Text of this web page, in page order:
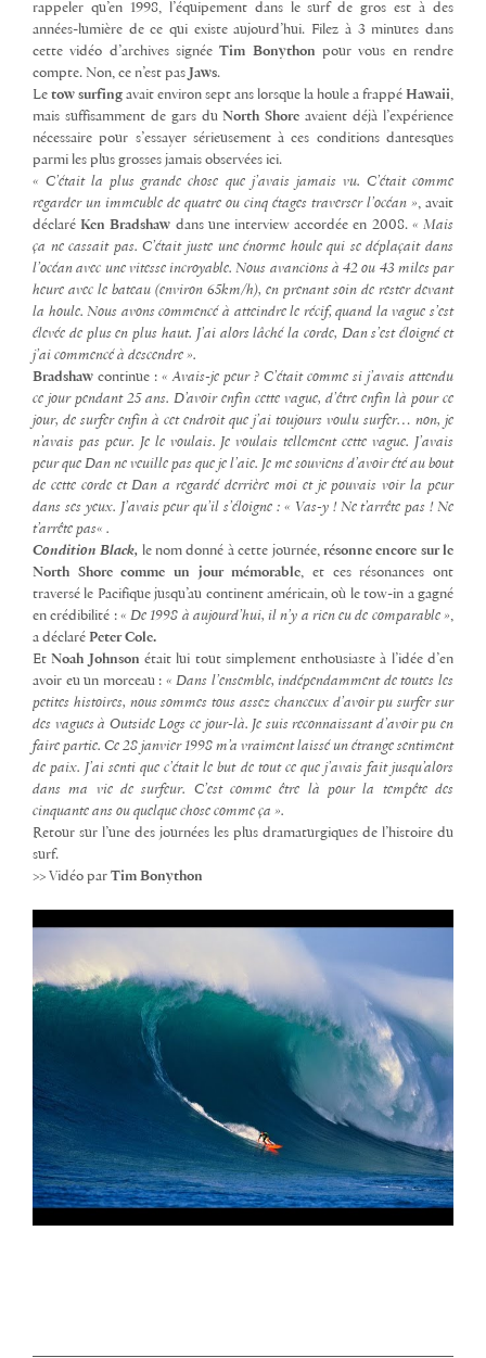
rappeler qu’en 1998, l’équipement dans le surf de gros est à des
années-lumière de ce qui existe aujourd’hui. Filez à 3 minutes dans
cette vidéo d’archives signée Tim Bonython pour vous en rendre
compte. Non, ce n’est pas
Jaws.
Le tow surfing avait environ sept ans lorsque la houle a frappé Hawaii,
mais suffisamment de gars duNorth Shore avaient déjà l’expérience
nécessaire pour s’essayer sérieusement à ces conditions dantesques
parmi les plus grosses jamais observées ici.
« C’était la plus grande chose que j’avais jamais vu. C’était comme
regarder un immeuble de quatre ou cinq étages traverser l’océan », avait
déclaréKen Bradshaw dans une interview accordée en 2008. « Mais
ça ne cassait pas. C’était juste une énorme houle qui se déplaçait dans
l’océan avec une vitesse incroyable. Nous avancions à 42 ou 43 miles par
heure avec le bateau (environ 65km/h), en prenant soin de rester devant
la houle. Nous avons commencé à atteindre le récif, quand la vague s’est
élevée de plus en plus haut. J’ai alors lâché la corde, Dan s’est éloigné et
j’ai commencé à descendre ».
Bradshaw continue : « Avais-je peur ? C’était comme si j’avais attendu
ce jour pendant 25 ans. D’avoir enfin cette vague, d’être enfin là pour ce
jour, de surfer enfin à cet endroit que j’ai toujours voulu surfer… non, je
n’avais pas peur. Je le voulais. Je voulais tellement cette vague. J’avais
peur que Dan ne veuille pas que je l’aie. Je me souviens d’avoir été au bout
de cette corde et Dan a regardé derrière moi et je pouvais voir la peur
dans ses yeux. J’avais peur qu’il s’éloigne : « Vas-y ! Ne t’arrête pas ! Ne
t’arrête pas« .
Condition Black, le nom donné à cette journée, résonne encore sur le
North Shore comme un jour mémorable, et ces résonances ont
traversé le Pacifique jusqu’au continent américain, où le tow-in a gagné
en crédibilité :« De 1998 à aujourd’hui, il n’y a rien eu de comparable »,
a déclaré Peter Cole.
Et Noah Johnson était lui tout simplement enthousiaste à l’idée d’en
avoir eu un morceau : « Dans l’ensemble, indépendamment de toutes les
petites histoires, nous sommes tous assez chanceux d’avoir pu surfer sur
des vagues à Outside Logs ce jour-là. Je suis reconnaissant d’avoir pu en
faire partie. Ce 28 janvier 1998 m’a vraiment laissé un étrange sentiment
de paix. J’ai senti que c’était le but de tout ce que j’avais fait jusqu’alors
dans ma vie de surfeur. C’est comme être là pour la tempête des
cinquante ans ou quelque chose comme ça ».
Retour sur l’une des journées les plus dramaturgiques de l’histoire du
surf.
>> Vidéo par Tim Bonython